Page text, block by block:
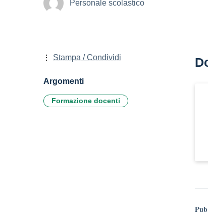
Personale scolastico
Stampa / Condividi
Argomenti
Formazione docenti